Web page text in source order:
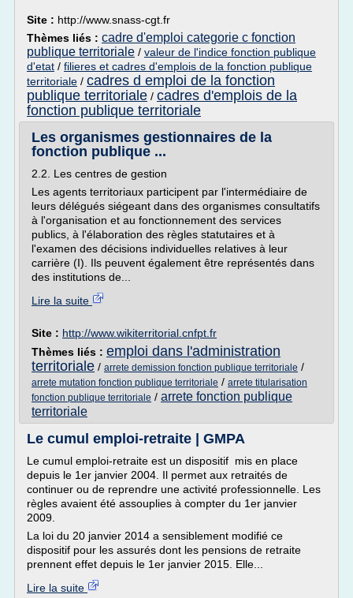
Site : http://www.snass-cgt.fr
Thèmes liés : cadre d'emploi categorie c fonction
publique territoriale / valeur de l'indice fonction publique
d'etat / filieres et cadres d'emplois de la fonction publique
territoriale / cadres d emploi de la fonction
publique territoriale / cadres d'emplois de la
fonction publique territoriale
Les organismes gestionnaires de la
fonction publique ...
2.2. Les centres de gestion
Les agents territoriaux participent par l'intermédiaire de
leurs délégués siégeant dans des organismes consultatifs
à l'organisation et au fonctionnement des services
publics, à l'élaboration des règles statutaires et à
l'examen des décisions individuelles relatives à leur
carrière (I). Ils peuvent également être représentés dans
des institutions de...
Lire la suite
Site : http://www.wikiterritorial.cnfpt.fr
Thèmes liés : emploi dans l'administration
territoriale / arrete demission fonction publique territoriale /
arrete mutation fonction publique territoriale / arrete titularisation
fonction publique territoriale / arrete fonction publique
territoriale
Le cumul emploi-retraite | GMPA
Le cumul emploi-retraite est un dispositif mis en place
depuis le 1er janvier 2004. Il permet aux retraités de
continuer ou de reprendre une activité professionnelle. Les
règles avaient été assouplies à compter du 1er janvier
2009.
La loi du 20 janvier 2014 a sensiblement modifié ce
dispositif pour les assurés dont les pensions de retraite
prennent effet depuis le 1er janvier 2015. Elle...
Lire la suite